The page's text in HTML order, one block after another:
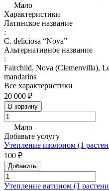
Мало
Характеристики
Латинское название
:
C. deliciosa “Nova”
Альтернативное название
:
Fairchild, Nova (Clemenvilla),
mandarins
Все характеристики
20 000 ₽
В корзину
Мало
Добавьте услугу
Утепление изолоном (1
100 ₽
Добавить
Утепление ватином (1